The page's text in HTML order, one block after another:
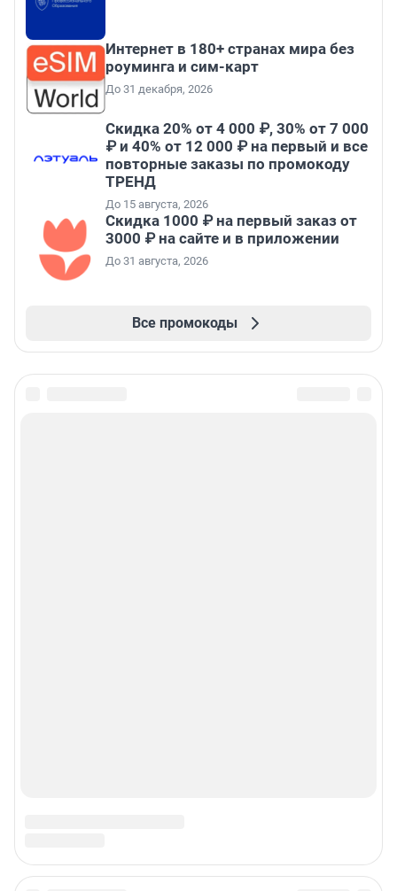
Интернет в 180+ странах мира без
роуминга и сим-карт
До 31 декабря, 2026
Скидка 20% от 4 000 ₽, 30% от 7 000
₽ и 40% от 12 000 ₽ на первый и все
повторные заказы по промокоду
ТРЕНД
До 15 августа, 2026
Скидка 1000 ₽ на первый заказ от
3000 ₽ на сайте и в приложении
До 31 августа, 2026
Все промокоды